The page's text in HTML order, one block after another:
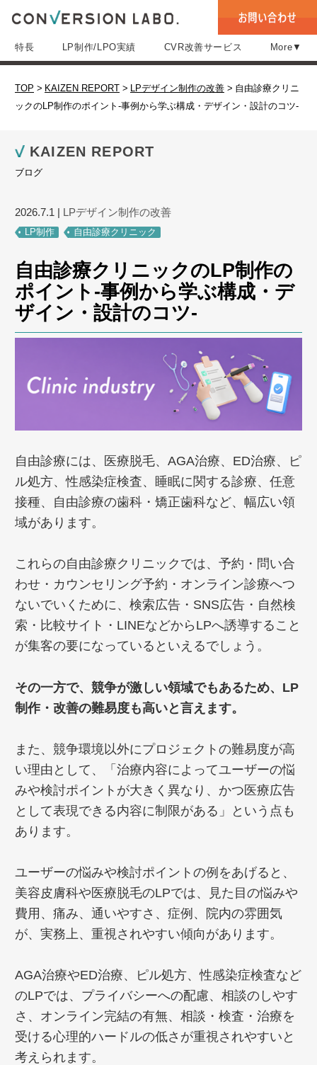
特長 LP制作/LPO実績 CVR改善サービス More▼
TOP > KAIZEN REPORT > LPデザイン制作の改善 > 自由診療クリニ
ックのLP制作のポイント-事例から学ぶ構成・デザイン・設計のコツ-
KAIZEN REPORT
ブログ
2026.7.1 | LPデザイン制作の改善
LP制作 自由診療クリニック
自由診療クリニックのLP制作の
ポイント-事例から学ぶ構成・デ
ザイン・設計のコツ-
自由診療には、医療脱毛、AGA治療、ED治療、ピ
ル処方、性感染症検査、睡眠に関する診療、任意
接種、自由診療の歯科・矯正歯科など、幅広い領
域があります。
これらの自由診療クリニックでは、予約・問い合
わせ・カウンセリング予約・オンライン診療へつ
ないでいくために、検索広告・SNS広告・自然検
索・比較サイト・LINEなどからLPへ誘導すること
が集客の要になっているといえるでしょう。
その一方で、競争が激しい領域でもあるため、LP
制作・改善の難易度も高いと言えます。
また、競争環境以外にプロジェクトの難易度が高
い理由として、「治療内容によってユーザーの悩
みや検討ポイントが大きく異なり、かつ医療広告
として表現できる内容に制限がある」という点も
あります。
ユーザーの悩みや検討ポイントの例をあげると、
美容皮膚科や医療脱毛のLPでは、見た目の悩みや
費用、痛み、通いやすさ、症例、院内の雰囲気
が、実務上、重視されやすい傾向があります。
AGA治療やED治療、ピル処方、性感染症検査など
のLPでは、プライバシーへの配慮、相談のしやす
さ、オンライン完結の有無、相談・検査・治療を
受ける心理的ハードルの低さが重視されやすいと
考えられます。